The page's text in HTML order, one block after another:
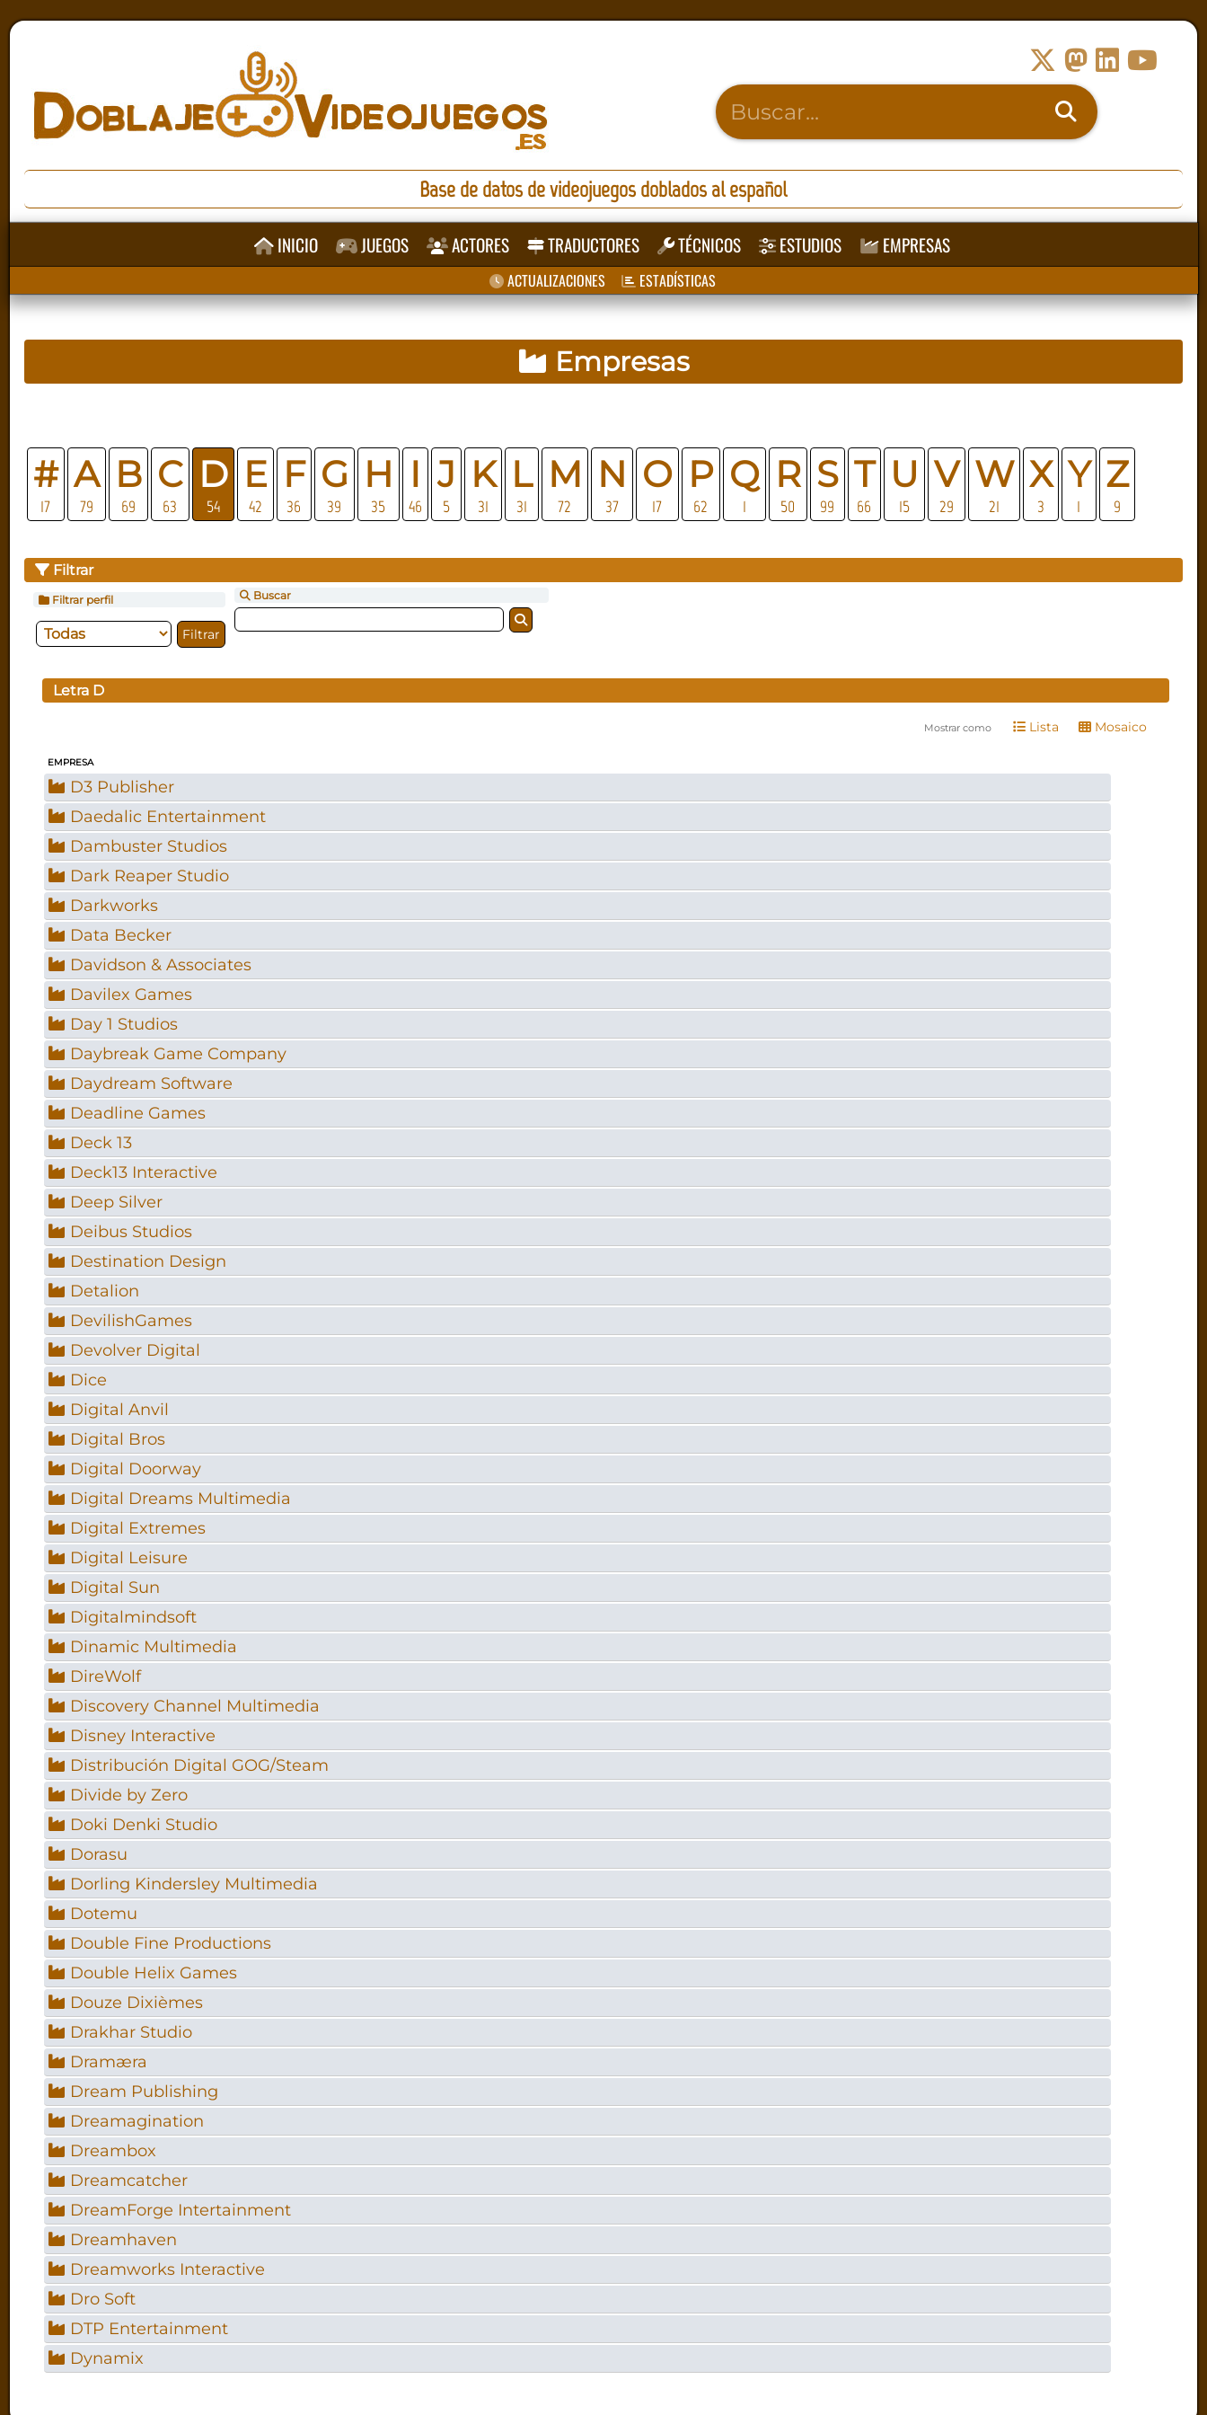
Base de datos de videojuegos doblados al español
INICIO JUEGOS ACTORES TRADUCTORES TÉCNICOS ESTUDIOS EMPRESAS
ACTUALIZACIONES ESTADÍSTICAS
Empresas
#
17
A
79
B
69
C
63
D
54
E
42
F
36
G
39
H
35
I
46
J
5
K
31
L
31
M
72
N
37
O
17
P
62
Q
1
R
50
S
99
T
66
U
15
V
29
W
21
X
3
Y
1
Z
9
Filtrar
Filtrar perfil Buscar
Letra D
Mostrar como Lista Mosaico
EMPRESA
D3 Publisher
Daedalic Entertainment
Dambuster Studios
Dark Reaper Studio
Darkworks
Data Becker
Davidson & Associates
Davilex Games
Day 1 Studios
Daybreak Game Company
Daydream Software
Deadline Games
Deck 13
Deck13 Interactive
Deep Silver
Deibus Studios
Destination Design
Detalion
DevilishGames
Devolver Digital
Dice
Digital Anvil
Digital Bros
Digital Doorway
Digital Dreams Multimedia
Digital Extremes
Digital Leisure
Digital Sun
Digitalmindsoft
Dinamic Multimedia
DireWolf
Discovery Channel Multimedia
Disney Interactive
Distribución Digital GOG/Steam
Divide by Zero
Doki Denki Studio
Dorasu
Dorling Kindersley Multimedia
Dotemu
Double Fine Productions
Double Helix Games
Douze Dixièmes
Drakhar Studio
Dramæra
Dream Publishing
Dreamagination
Dreambox
Dreamcatcher
DreamForge Intertainment
Dreamhaven
Dreamworks Interactive
Dro Soft
DTP Entertainment
Dynamix